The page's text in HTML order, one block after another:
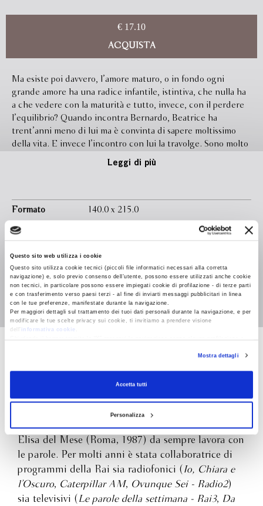
Questo sito web utilizza i cookie
Questo sito utilizza cookie tecnici (piccoli file informatici necessari alla corretta
navigazione) e, solo previo consenso dell’utente, possono essere utilizzati anche cookie
non tecnici, in particolare possono essere impiegati cookie di profilazione - di terze parti
e con trasferimento verso paesi terzi - al fine di inviarti messaggi pubblicitari in linea
con le tue preferenze, manifestate durante la navigazione.
Per maggiori dettagli sul trattamento dei tuoi dati personali durante la navigazione, e per
modificare le tue scelte privacy sui cookie, ti invitiamo a prendere visione
dell’
informativa cookie
RevocaMostra dettagli
Accetta tutti
Personalizza
€ 17.10
ACQUISTA
Ma esiste poi davvero, l’amore maturo, o in fondo ogni
grande amore ha una radice infantile, istintiva, che nulla ha
a che vedere con la maturità e tutto, invece, con il perdere
l’equilibrio? Quando incontra Bernardo, Beatrice ha
trent’anni meno di lui ma è convinta di sapere moltissimo
della vita. E invece l’incontro con lui la travolge. Sono molto
paure, lui una diga sicura della propria forza. Persone come
perdersi l’uno dentro l’altra, con un amore tanto
rivoluzionario da sembrare eterno e un’allegria da fare
invidia agli dèi. Ma la benevolenza divina, si sa, è di breve
senza voltarsi indietro, lasciando Beatrice naufraga in un
mare di ricordi e di domande. Questo romanzo comincia
dalla fine, da una scatola a cui i due innamorati avevano
affidato il loro“Archivio per la vecchiaia”, fatto dei ricordi più
luminosi attraverso cui misurare la vita trascorsa, a tempo
debito. Ma come si misura il tempo quando non c’è più
delle diagnosi degli psichiatri (“Si chiama relazione
narcisistica speculare: ci sono persone che preferiscono
venerarsi piuttosto che conoscersi”). Fino a un’intuizione
dolce come una carezza a lungo attesa: se sappiamo lasciar
fuori la delusione, i grandi amori sono per sempre.
Leggi di più
Formato 140.0 x 215.0
Legatura
In libreria da Marzo 2026
Isbn 9788830154018
Elisa Del Mese
Elisa del Mese (Roma, 1987) da sempre lavora con
le parole. Per molti anni è stata collaboratrice di
programmi della Rai sia radiofonici ( Io, Chiara e
l’Oscuro, Caterpillar AM, Ovunque Sei - Radio2)
sia televisivi ( Le parole della settimana - Rai3, Da